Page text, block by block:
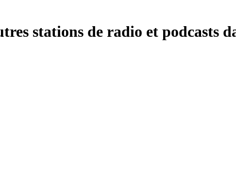
stations de radio et podcasts